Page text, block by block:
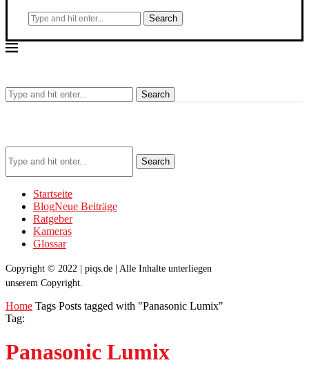
Search
Search
Search
Startseite
BlogNeue Beiträge
Ratgeber
Kameras
Glossar
Copyright © 2022 | piqs.de | Alle Inhalte unterliegen
unserem Copyright.
Home Tags Posts tagged with "Panasonic Lumix"
Tag:
Panasonic Lumix